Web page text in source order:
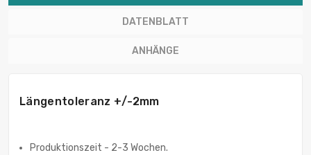
DATENBLATT
ANHÄNGE
Längentoleranz +/-2mm
Produktionszeit - 2-3 Wochen.